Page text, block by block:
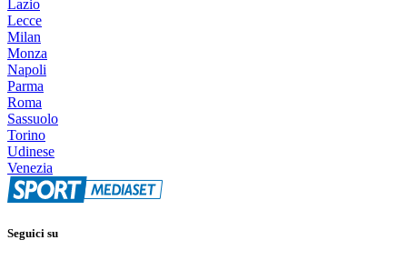
Lazio
Lecce
Milan
Monza
Napoli
Parma
Roma
Sassuolo
Torino
Udinese
Venezia
Seguici su